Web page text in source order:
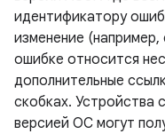
идентификатору
изменение (например,
ошибке относится
дополнительные
скобках. Устройства
версией ОС могут